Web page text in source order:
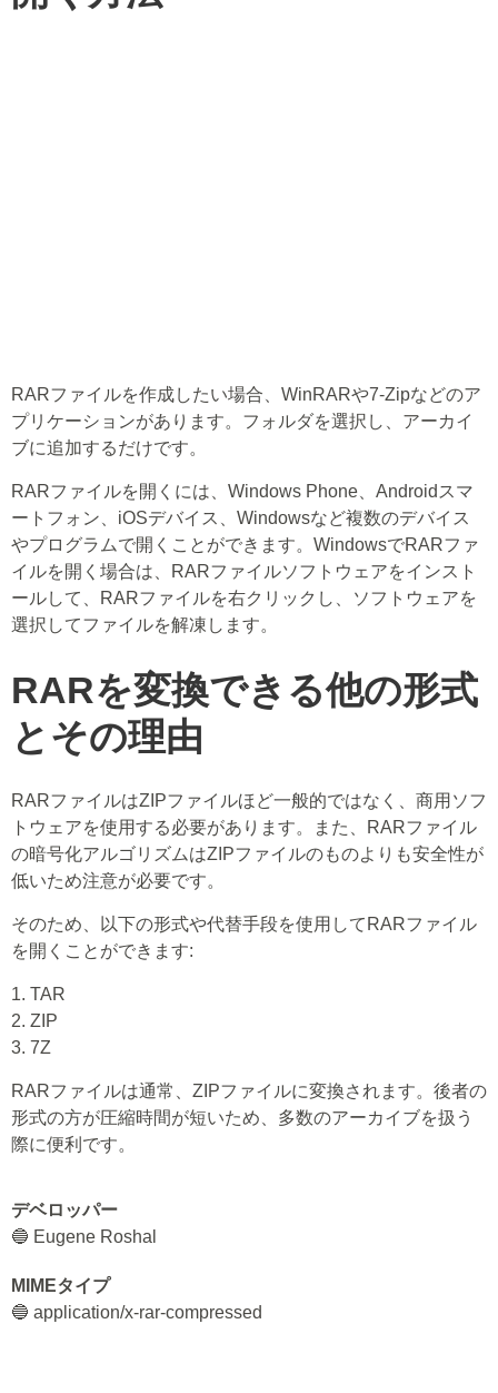
RARファイルを作成したい場合、WinRARや7-Zipなどのア
プリケーションがあります。フォルダを選択し、アーカイ
ブに追加するだけです。
RARファイルを開くには、Windows Phone、Androidスマ
ートフォン、iOSデバイス、Windowsなど複数のデバイス
やプログラムで開くことができます。WindowsでRARファ
イルを開く場合は、RARファイルソフトウェアをインスト
ールして、RARファイルを右クリックし、ソフトウェアを
選択してファイルを解凍します。
RARを変換できる他の形式
とその理由
RARファイルはZIPファイルほど一般的ではなく、商用ソフ
トウェアを使用する必要があります。また、RARファイル
の暗号化アルゴリズムはZIPファイルのものよりも安全性が
低いため注意が必要です。
そのため、以下の形式や代替手段を使用してRARファイル
を開くことができます:
1. TAR
2. ZIP
3. 7Z
RARファイルは通常、ZIPファイルに変換されます。後者の
形式の方が圧縮時間が短いため、多数のアーカイブを扱う
際に便利です。
デベロッパー
🔵 Eugene Roshal
MIMEタイプ
🔵 application/x-rar-compressed